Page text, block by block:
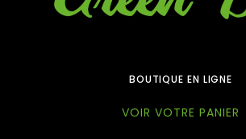
BOUTIQUE EN LIGNE
VOIR VOTRE PANIER